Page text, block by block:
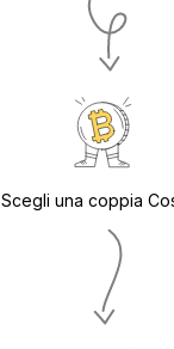
Scegli una coppia